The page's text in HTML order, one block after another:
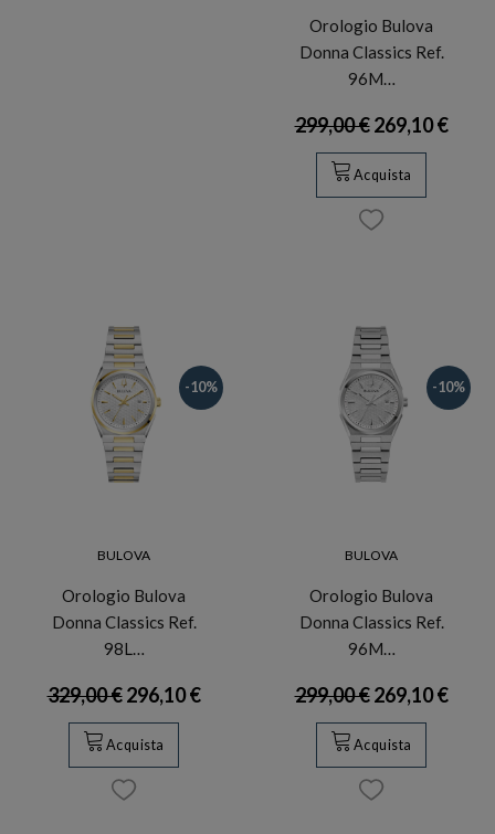
Orologio Bulova
Donna Classics Ref.
96M…
299,00 €269,10 €
Acquista
-10%
BULOVA
Orologio Bulova
Donna Classics Ref.
98L…
329,00 €296,10 €
Acquista
-10%
BULOVA
Orologio Bulova
Donna Classics Ref.
96M…
299,00 €269,10 €
Acquista